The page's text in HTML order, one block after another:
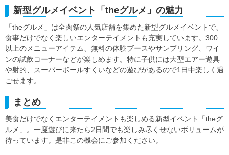
新型グルメイベント「theグルメ」の魅力
「theグルメ」は全肉祭の人気店舗を集めた新型グルメイベントで、
食事だけでなく楽しいエンターテイメントも充実しています。300
以上のメニューアイテム、無料の体験ブースやサンプリング、ワイ
ンの試飲コーナーなどが楽しめます。特に子供には大型エアー遊具
や射的、スーパーボールすくいなどの遊びがあるので1日中楽しく過
ごせます。
まとめ
美食だけでなくエンターテイメントも楽しめる新型イベント「theグ
ルメ」。一度遊びに来たら2日間でも楽しみ尽くせないボリュームが
待っています。是非この機会にご参加ください。